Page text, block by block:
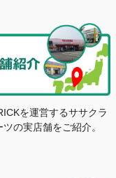
を運営するササクラ
ツの実店舗をご紹介。